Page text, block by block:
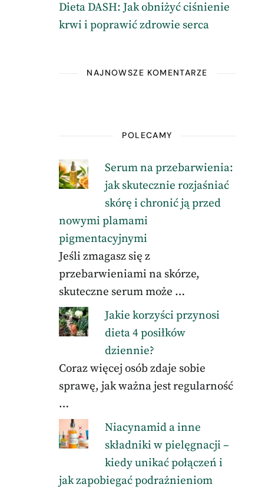
Dieta DASH: Jak obniżyć ciśnienie
krwi i poprawić zdrowie serca
NAJNOWSZE KOMENTARZE
POLECAMY
Serum na przebarwienia:
jak skutecznie rozjaśniać
skórę i chronić ją przed
nowymi plamami
pigmentacyjnymi
Jeśli zmagasz się z
przebarwieniami na skórze,
skuteczne serum może …
Jakie korzyści przynosi
dieta 4 posiłków
dziennie?
Coraz więcej osób zdaje sobie
sprawę, jak ważna jest regularność
…
Niacynamid a inne
składniki w pielęgnacji –
kiedy unikać połączeń i
jak zapobiegać podrażnieniom